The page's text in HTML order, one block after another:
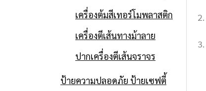
เครื่องต้มสีเทอร์โมพลาสติก
เครื่องตีเส้นทางม้าลาย
ปากเครื่องตีเส้นจราจร
ป้ายความปลอดภัย ป้ายเซฟตี้